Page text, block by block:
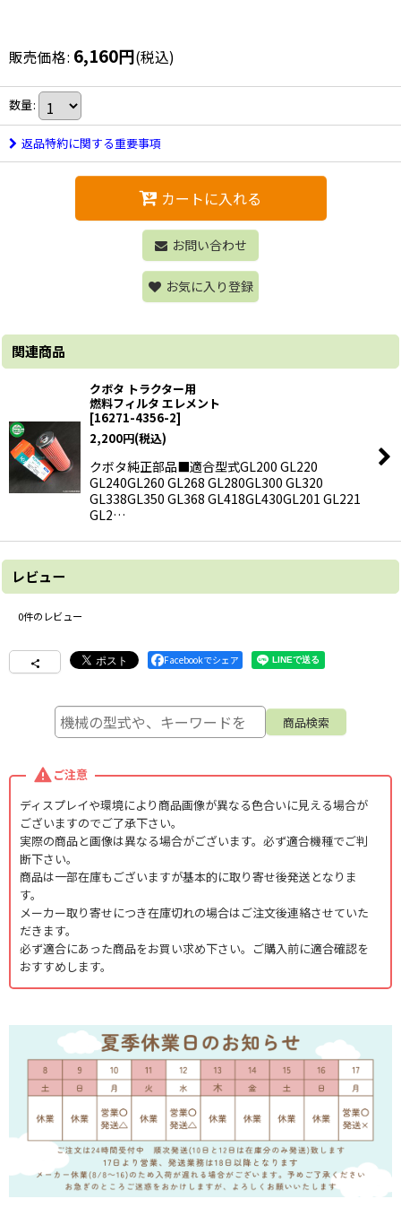
販売価格: 6,160円(税込)
数量:
返品特約に関する重要事項
カートに入れる
お問い合わせ
お気に入り登録
関連商品
クボタ トラクター用
燃料フィルタ エレメント
[16271-4356-2]
2,200円(税込)
クボタ純正部品■適合型式GL200 GL220
GL240GL260 GL268 GL280GL300 GL320
GL338GL350 GL368 GL418GL430GL201 GL221
GL2…
レビュー
0件のレビュー
Facebookでシェア
ご注意
ディスプレイや環境により商品画像が異なる色合いに見える場合が
ございますのでご了承下さい。
実際の商品と画像は異なる場合がございます。必ず適合機種でご判
断下さい。
商品は一部在庫もございますが基本的に取り寄せ後発送となりま
す。
メーカー取り寄せにつき在庫切れの場合はご注文後連絡させていた
だきます。
必ず適合にあった商品をお買い求め下さい。ご購入前に適合確認を
おすすめします。